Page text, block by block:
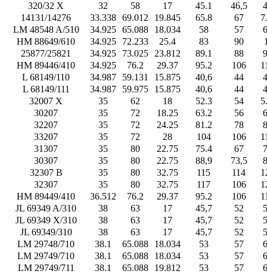
320/32 X
32 58 17 45.1 46,5
14131/14276
33.338 69.012 19.845 65.8 67
LM 48548 A/510
34.925 65.088 18.034 58 57
HM 88649/610
34.925 72.233 25.4 83 90
25877/25821
34.925 73.025 23.812 89.1 88
HM 89446/410
34.925 76.2 29.37 95.2 106
L 68149/110
34.987 59.131 15.875 40,6 44
L 68149/111
34.987 59.975 15.875 40,6 44
32007 X
35 62 18 52.3 54
30207
35 72 18.25 63.2 56
32207
35 72 24.25 81.2 78
33207
35 72 28 104 106
31307
35 80 22.75 75.4 67
30307
35 80 22.75 88,9 73,5
32307 B
35 80 32.75 115 114
32307
35 80 32.75 117 106
HM 89449/410
36.512 76.2 29.37 95.2 106
JL 69349 A/310
38 63 17 45,7 52
JL 69349 X/310
38 63 17 45,7 52
JL 69349/310
38 63 17 45,7 52
LM 29748/710
38.1 65.088 18.034 53 57
LM 29749/710
38.1 65.088 18.034 53 57
LM 29749/711
38.1 65.088 19.812 53 57